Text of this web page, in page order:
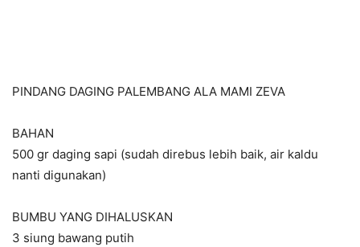
PINDANG DAGING PALEMBANG ALA MAMI ZEVA
BAHAN
500 gr daging sapi (sudah direbus lebih baik, air kaldu
nanti digunakan)
BUMBU YANG DIHALUSKAN
3 siung bawang putih